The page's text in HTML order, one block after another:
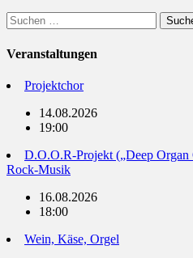
Suchen
nach:
Veranstaltungen
Projektchor
14.08.2026
19:00
D.O.O.R-Projekt („Deep
Rock-Musik
16.08.2026
18:00
Wein, Käse, Orgel